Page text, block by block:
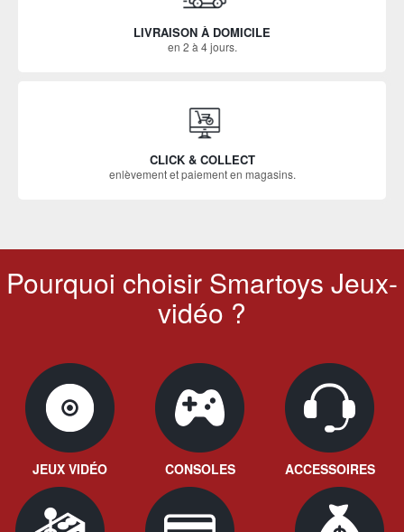
LIVRAISON À DOMICILE
en 2 à 4 jours.
CLICK & COLLECT
enlèvement et paiement en magasins.
Pourquoi choisir Smartoys Jeux-
vidéo ?
JEUX VIDÉO CONSOLES ACCESSOIRES